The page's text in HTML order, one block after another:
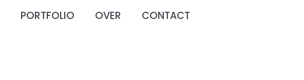
PORTFOLIO OVER CONTACT